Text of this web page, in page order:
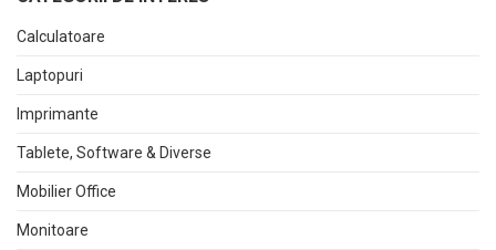
Calculatoare
Laptopuri
Imprimante
Tablete, Software & Diverse
Mobilier Office
Monitoare